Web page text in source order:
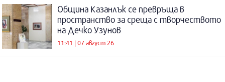
Община Казанлък се превръща в
пространство за среща с творчеството
на Дечко Узунов
11:41 | 07 август 26